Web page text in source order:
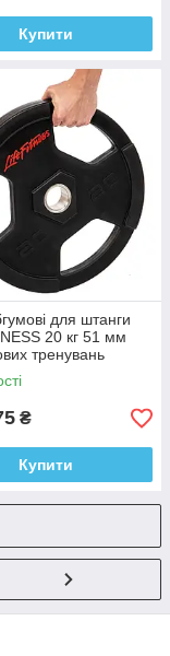
Купити
для штанги
20 кг 51 мм
тренувань
₴
Купити